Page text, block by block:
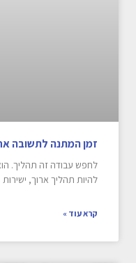
זמן המתנה לתשובה
לחפש עבודה זה תהליך.
להיות תהליך ארוך, ישירות
קרא עוד »